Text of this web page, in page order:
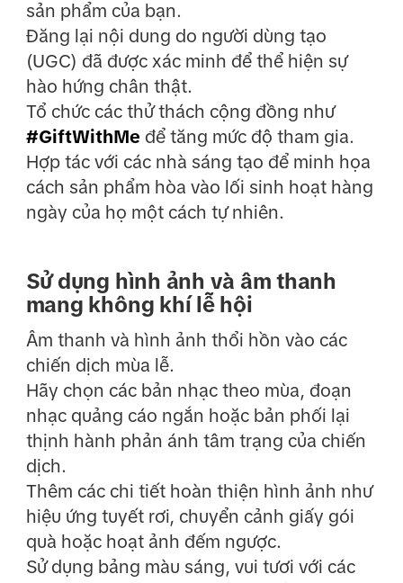
sản phẩm của bạn.
Đăng lại nội dung do người dùng tạo
(UGC) đã được xác minh để thể hiện sự
hào hứng chân thật.
Tổ chức các thử thách cộng đồng như
#GiftWithMe để tăng mức độ tham gia.
Hợp tác với các nhà sáng tạo để minh họa
cách sản phẩm hòa vào lối sinh hoạt hàng
ngày của họ một cách tự nhiên.
Sử dụng hình ảnh và âm thanh
mang không khí lễ hội
Âm thanh và hình ảnh thổi hồn vào các
chiến dịch mùa lễ.
Hãy chọn các bản nhạc theo mùa, đoạn
nhạc quảng cáo ngắn hoặc bản phối lại
thịnh hành phản ánh tâm trạng của chiến
dịch.
Thêm các chi tiết hoàn thiện hình ảnh như
hiệu ứng tuyết rơi, chuyển cảnh giấy gói
quà hoặc hoạt ảnh đếm ngược.
Sử dụng bảng màu sáng, vui tươi với các